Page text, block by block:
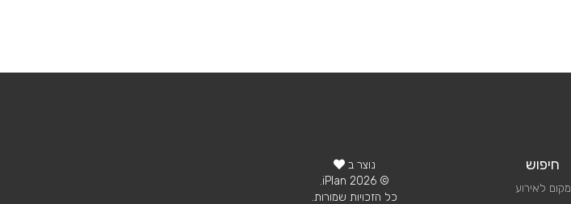
חיפוש
מקום לאירוע
נוצר ב
© 2026 iPlan.
כל הזכויות שמורות.